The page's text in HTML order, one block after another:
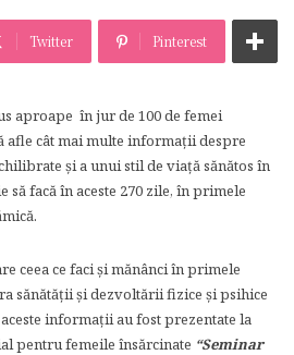
Twitter Pinterest
aproape în jur de 100 de femei
afle cât mai multe informaţii despre
și a unui stil de viață sănătos în
facă în aceste 270 zile, în primele
ceea ce faci şi mănânci în primele
sănătăţii şi dezvoltării fizice şi psihice
informaţii au fost prezentate la
pentru femeile însărcinate “Seminar